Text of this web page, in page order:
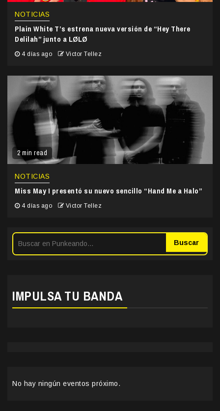
NOTICIAS
Plain White T’s estrena nueva versión de “Hey There
Delilah” junto a LØLØ
4 días ago Victor Tellez
2 min read
NOTICIAS
Miss May I presentó su nuevo sencillo “Hand Me a Halo”
4 días ago Victor Tellez
Buscar
IMPULSA TU BANDA
No hay ningún eventos próximo.